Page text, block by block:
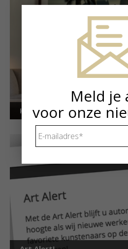
Kunstuitleen voor
Meld je
voor onze
mailadres *